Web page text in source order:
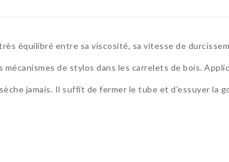
équilibré entre sa viscosité, sa vitesse de
de stylos dans les carrelets de bois.
jamais. Il suffit de fermer le tube et d'essuyer la